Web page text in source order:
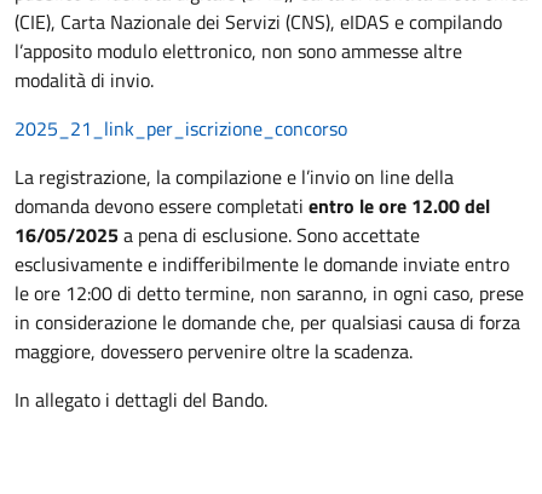
(CIE), Carta Nazionale dei Servizi (CNS), eIDAS e compilando
l’apposito modulo elettronico, non sono ammesse altre
modalità di invio.
2025_21_link_per_iscrizione_concorso
La registrazione, la compilazione e l’invio on line della
domanda devono essere completati entro le ore 12.00 del
16/05/2025a pena di esclusione. Sono accettate
esclusivamente e indifferibilmente le domande inviate entro
le ore 12:00 di detto termine, non saranno, in ogni caso, prese
in considerazione le domande che, per qualsiasi causa di forza
maggiore, dovessero pervenire oltre la scadenza.
In allegato i dettagli del Bando.